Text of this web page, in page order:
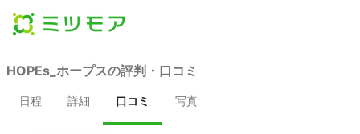
HOPEs_ホープスの評判・口コミ
日程 詳細 口コミ 写真